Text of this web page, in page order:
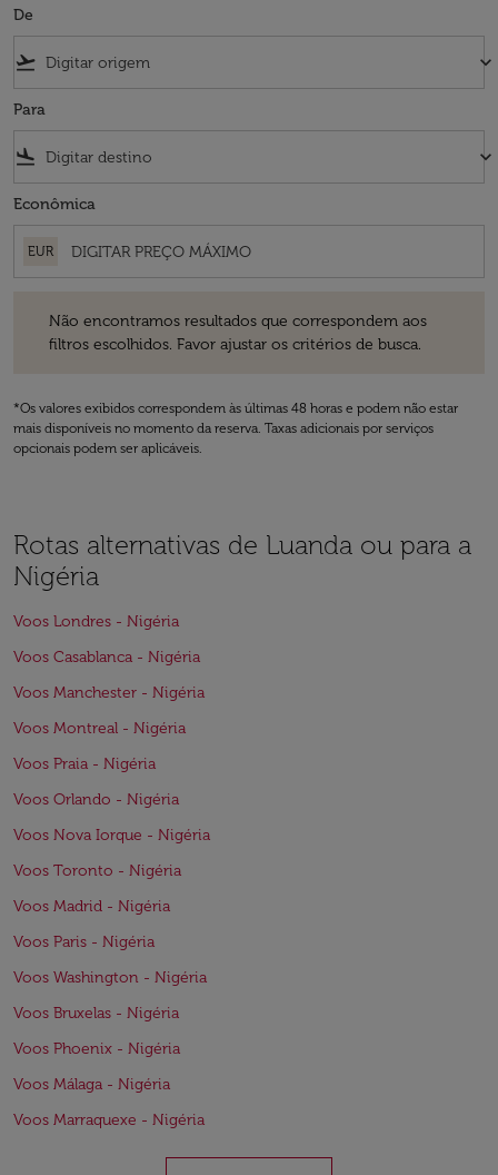
De
flight_takeoff keyboard_arrow_down
Para
flight_land keyboard_arrow_down
Econômica
EUR
Não encontramos resultados que correspondem aos
filtros escolhidos. Favor ajustar os critérios de busca.
*Os valores exibidos correspondem às últimas 48 horas e podem não estar
mais disponíveis no momento da reserva. Taxas adicionais por serviços
opcionais podem ser aplicáveis.
Rotas alternativas de Luanda ou para a
Nigéria
Voos Londres - Nigéria
Voos Casablanca - Nigéria
Voos Manchester - Nigéria
Voos Montreal - Nigéria
Voos Praia - Nigéria
Voos Orlando - Nigéria
Voos Nova Iorque - Nigéria
Voos Toronto - Nigéria
Voos Madrid - Nigéria
Voos Paris - Nigéria
Voos Washington - Nigéria
Voos Bruxelas - Nigéria
Voos Phoenix - Nigéria
Voos Málaga - Nigéria
Voos Marraquexe - Nigéria